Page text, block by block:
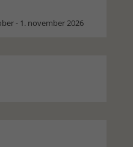
- 1. november 2026